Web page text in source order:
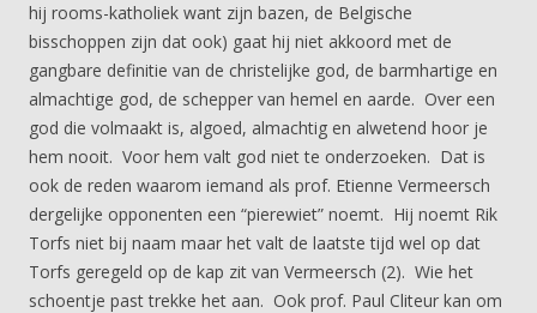
hij rooms-katholiek want zijn bazen, de Belgische
bisschoppen zijn dat ook) gaat hij niet akkoord met de
gangbare definitie van de christelijke god, de barmhartige en
almachtige god, de schepper van hemel en aarde. Over een
god die volmaakt is, algoed, almachtig en alwetend hoor je
hem nooit. Voor hem valt god niet te onderzoeken. Dat is
ook de reden waarom iemand als prof. Etienne Vermeersch
dergelijke opponenten een “pierewiet” noemt. Hij noemt Rik
Torfs niet bij naam maar het valt de laatste tijd wel op dat
Torfs geregeld op de kap zit van Vermeersch (2). Wie het
schoentje past trekke het aan. Ook prof. Paul Cliteur kan om